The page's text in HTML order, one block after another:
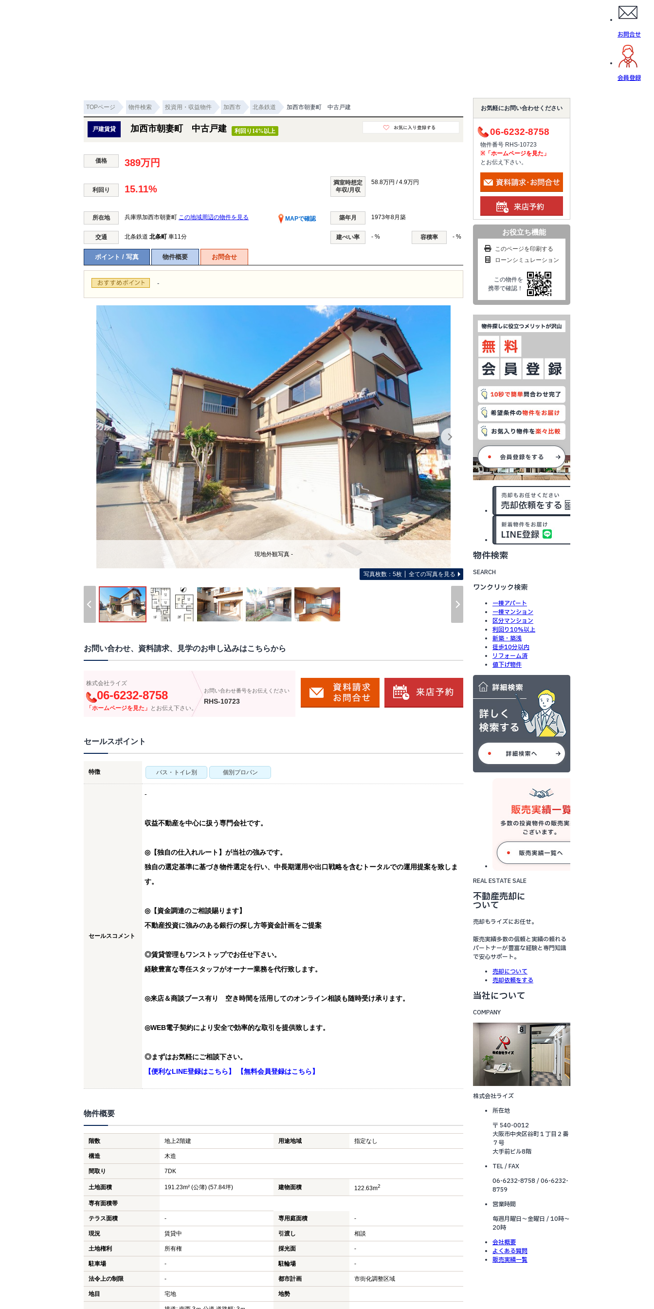
お問合せ
会員登録
TOPページ 物件検索 投資用・収益物件 加西市 北条鉄道 加西市朝妻町 中古戸建
戸建賃貸 加西市朝妻町 中古戸建 利回り14%以上
価格 389万円
利回り 15.11%
満室時想定
年収/月収
58.8万円 / 4.9万円
所在地 兵庫県加西市朝妻町 MAPで確認
この地域周辺の物件を見る 築年月 1973年8月築
交通 北条鉄道 北条町 車11分 建ぺい率 - % 容積率 - %
ポイント / 写真 物件概要 お問合せ
-
現地外観写真 -
写真枚数：5枚 全ての写真を見る
お問い合わせ、資料請求、見学のお申し込みはこちらから
株式会社ライズ
06-6232-8758
「ホームページを見た」 とお伝え下さい。
お問い合わせ番号をお伝えください
RHS-10723
セールスポイント
特徴 バス・トイレ別 個別プロパン
セールスコメント
-
収益不動産を中心に扱う専門会社です。
◎【独自の仕入れルート】が当社の強みです。
独自の選定基準に基づき物件選定を行い、中長期運用や出口戦略を含むトータルでの運用提案を致しま
す。
◎【資金調達のご相談賜ります】
不動産投資に強みのある銀行の探し方等資金計画をご提案
◎賃貸管理もワンストップでお任せ下さい。
経験豊富な専任スタッフがオーナー業務を代行致します。
◎来店＆商談ブース有り 空き時間を活用してのオンライン相談も随時受け承ります。
◎WEB電子契約により安全で効率的な取引を提供致します。
◎まずはお気軽にご相談下さい。
【便利なLINE登録はこちら】
【無料会員登録はこちら】
物件概要
階数 地上2階建 用途地域 指定なし
構造 木造
間取り 7DK
土地面積 191.23m² (公簿) (57.84坪) 建物面積 122.63m2
専有面積帯
テラス面積 - 専用庭面積 -
現況 賃貸中 引渡し 相談
土地権利 所有権 採光面 -
駐車場 - 駐輪場 -
法令上の制限 - 都市計画 市街化調整区域
地目 宅地 地勢
お気軽にお問い合わせください
06-6232-8758
物件番号 RHS-10723
※「ホームページを見た」
とお伝え下さい。
お役立ち機能
このページを印刷する
ローンシミュレーション
この物件を
携帯で確認！
物件検索
SEARCH
ワンクリック検索
一棟アパート
一棟マンション
区分マンション
利回り10%以上
新築・築浅
徒歩10分以内
リフォーム済
値下げ物件
REAL ESTATE SALE
不動産売却に
ついて
売却もライズにお任せ。
販売実績多数の信頼と実績の頼れる
パートナーが豊富な経験と専門知識
で安心サポート。
売却について
売却依頼をする
当社について
COMPANY
株式会社ライズ
所在地
〒 540-0012
大阪市中央区谷町１丁目２番
７号
大手前ビル8階
TEL / FAX
06-6232-8758 / 06-6232-
8759
営業時間
毎週月曜日～金曜日 / 10時～
20時
会社概要
よくある質問
販売実績一覧